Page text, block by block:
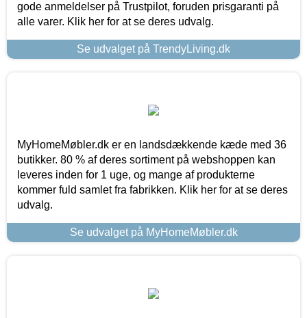
gode anmeldelser på Trustpilot, foruden prisgaranti på
alle varer. Klik her for at se deres udvalg.
Se udvalget på TrendyLiving.dk
MyHomeMøbler.dk er en landsdækkende kæde med 36
butikker. 80 % af deres sortiment på webshoppen kan
leveres inden for 1 uge, og mange af produkterne
kommer fuld samlet fra fabrikken. Klik her for at se deres
udvalg.
Se udvalget på MyHomeMøbler.dk